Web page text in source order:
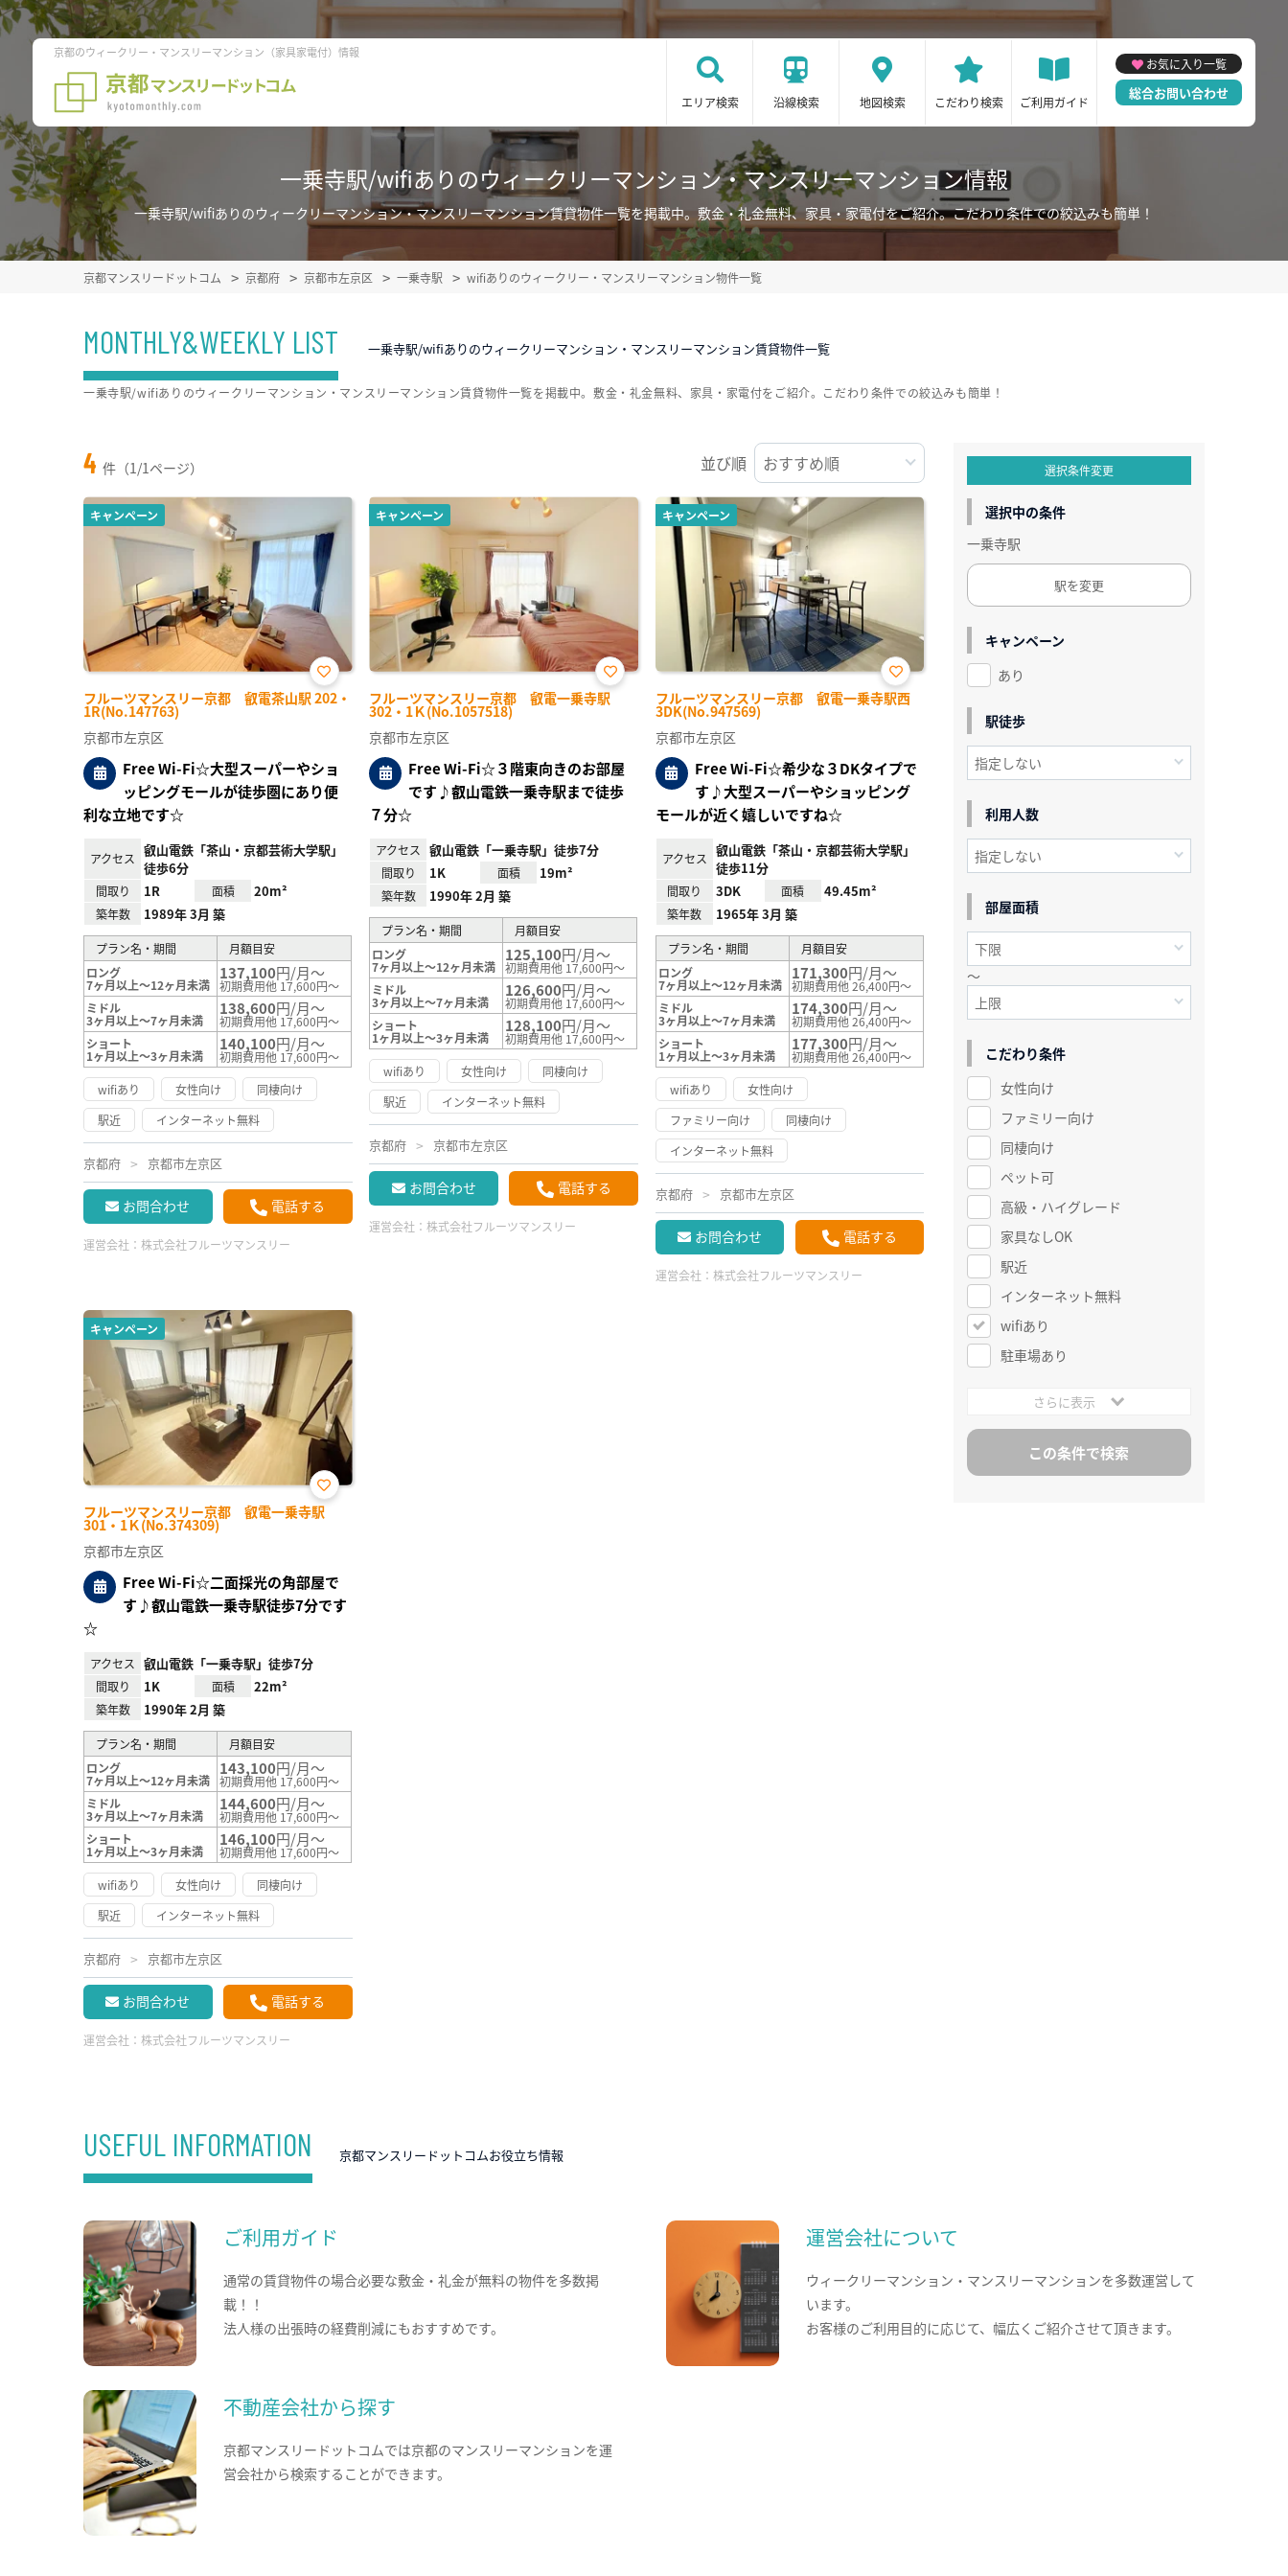
京都のウィークリー・マンスリーマンション（家具家電付）情報
エリア検索 沿線検索 地図検索 こだわり検索 ご利用ガイド
お気に入り一覧
総合お問い合わせ
一乗寺駅/wifiありのウィークリーマンション・マンスリーマンション情報
一乗寺駅/wifiありのウィークリーマンション・マンスリーマンション賃貸物件一覧を掲載中。敷金・礼金無料、家具・家電付をご紹介。こだわり条件での絞込みも簡単！
京都マンスリードットコム 京都府 京都市左京区 一乗寺駅 wifiありのウィークリー・マンスリーマンション物件一覧
MONTHLY&WEEKLY LIST 一乗寺駅/wifiありのウィークリーマンション・マンスリーマンション賃貸物件一覧
4 件（1/1ページ） 並び順
キャンペーン
フルーツマンスリー京都 叡電茶山駅 202・
1R(No.147763)
お気
に入
京都市左京区
Free Wi-Fi☆大型スーパーやショ
ッピングモールが徒歩圏にあり便
利な立地です☆
アクセス
叡山電鉄「茶山・京都芸術大学駅」
徒歩6分
間取り 1R 面積 20m²
築年数 1989年 3月 築
プラン名・期間
月額目安
ロング
7ヶ月以上～12ヶ月未満
137,100円/月～
初期費用他 17,600円～
ミドル
3ヶ月以上～7ヶ月未満
138,600円/月～
初期費用他 17,600円～
ショート
1ヶ月以上～3ヶ月未満
140,100円/月～
初期費用他 17,600円～
wifiあり
女性向け
同棲向け
駅近
インターネット無料
京都府 京都市左京区
お問合わせ 電話する
運営会社： 株式会社フルーツマンスリー
キャンペーン
フルーツマンスリー京都 叡電一乗寺駅
302・1Ｋ(No.1057518)
お気
に入
京都市左京区
Free Wi-Fi☆３階東向きのお部屋
です♪叡山電鉄一乗寺駅まで徒歩
７分☆
アクセス 叡山電鉄「一乗寺駅」徒歩7分
間取り 1K 面積 19m²
築年数 1990年 2月 築
プラン名・期間
月額目安
ロング
7ヶ月以上～12ヶ月未満
125,100円/月～
初期費用他 17,600円～
ミドル
3ヶ月以上～7ヶ月未満
126,600円/月～
初期費用他 17,600円～
ショート
1ヶ月以上～3ヶ月未満
128,100円/月～
初期費用他 17,600円～
wifiあり
女性向け
同棲向け
駅近
インターネット無料
京都府 京都市左京区
お問合わせ 電話する
運営会社：株式会社フルーツマンスリー
キャンペーン
フルーツマンスリー京都 叡電一乗寺駅西
3DK(No.947569)
お気
に入
京都市左京区
Free Wi-Fi☆希少な３DKタイプで
す♪大型スーパーやショッピング
モールが近く嬉しいですね☆
アクセス
叡山電鉄「茶山・京都芸術大学駅」
徒歩11分
間取り 3DK 面積 49.45m²
築年数 1965年 3月 築
プラン名・期間
月額目安
ロング
7ヶ月以上～12ヶ月未満
171,300円/月～
初期費用他 26,400円～
ミドル
3ヶ月以上～7ヶ月未満
174,300円/月～
初期費用他 26,400円～
ショート
1ヶ月以上～3ヶ月未満
177,300円/月～
初期費用他 26,400円～
wifiあり
女性向け
ファミリー向け
同棲向け
インターネット無料
京都府 京都市左京区
お問合わせ 電話する
運営会社： 株式会社フルーツマンスリー
キャンペーン
フルーツマンスリー京都 叡電一乗寺駅
301・1Ｋ(No.374309)
お気
に入
京都市左京区
Free Wi-Fi☆二面採光の角部屋で
す♪叡山電鉄一乗寺駅徒歩7分です
☆
アクセス 叡山電鉄「一乗寺駅」徒歩7分
間取り 1K 面積 22m²
築年数 1990年 2月 築
プラン名・期間
月額目安
ロング
7ヶ月以上～12ヶ月未満
143,100円/月～
初期費用他 17,600円～
ミドル
3ヶ月以上～7ヶ月未満
144,600円/月～
初期費用他 17,600円～
ショート
1ヶ月以上～3ヶ月未満
146,100円/月～
初期費用他 17,600円～
wifiあり
女性向け
同棲向け
駅近
インターネット無料
京都府 京都市左京区
お問合わせ 電話する
運営会社： 株式会社フルーツマンスリー
一乗寺駅/wifiありのウィークリーマンション・マンスリーマンション賃貸物件一覧を掲載中。敷金・礼金無料、家具・家電付をご紹介。こだわり条件での絞込みも簡単！
選択条件変更
選択中の条件
一乗寺駅
駅を変更
キャンペーン
あり
駅徒歩
利用人数
部屋面積
～
こだわり条件
女性向け
ファミリー向け
同棲向け
ペット可
高級・ハイグレード
家具なしOK
駅近
インターネット無料
wifiあり
駐車場あり
さらに表示
USEFUL INFORMATION 京都マンスリードットコムお役立ち情報
ご利用ガイド
通常の賃貸物件の場合必要な敷金・礼金が無料の物件を多数掲
載！！
法人様の出張時の経費削減にもおすすめです。
運営会社について
ウィークリーマンション・マンスリーマンションを多数運営して
います。
お客様のご利用目的に応じて、幅広くご紹介させて頂きます。
不動産会社から探す
京都マンスリードットコムでは京都のマンスリーマンションを運
営会社から検索することができます。